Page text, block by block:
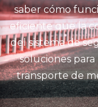
saber cómo
eficiente que la
del sistema de
soluciones
transporte de